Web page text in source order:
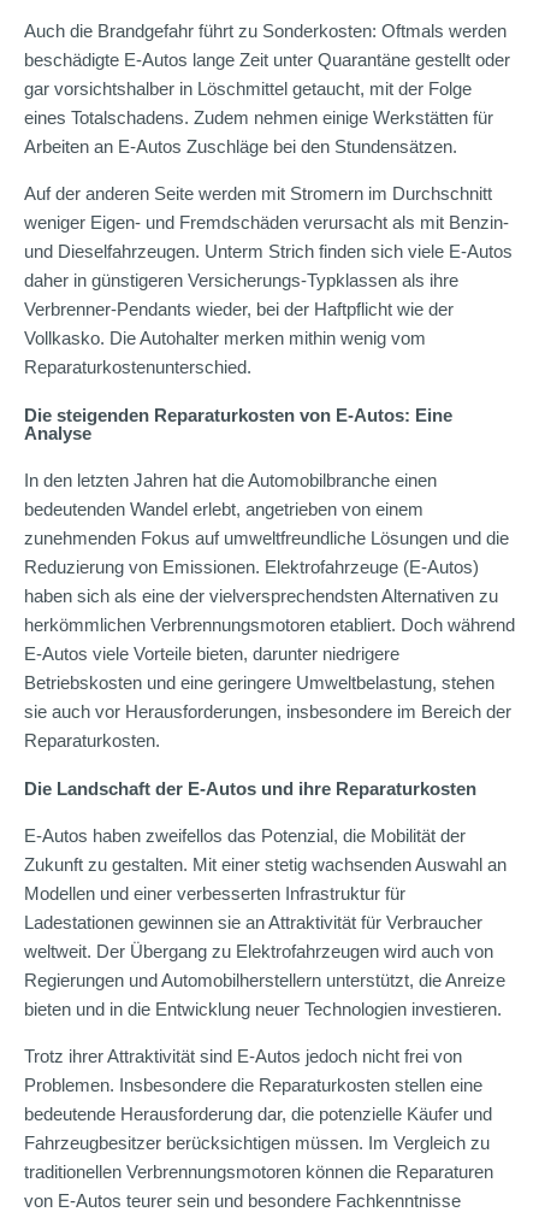
Auch die Brandgefahr führt zu Sonderkosten: Oftmals werden
beschädigte E-Autos lange Zeit unter Quarantäne gestellt oder
gar vorsichtshalber in Löschmittel getaucht, mit der Folge
eines Totalschadens. Zudem nehmen einige Werkstätten für
Arbeiten an E-Autos Zuschläge bei den Stundensätzen.
Auf der anderen Seite werden mit Stromern im Durchschnitt
weniger Eigen- und Fremdschäden verursacht als mit Benzin-
und Dieselfahrzeugen. Unterm Strich finden sich viele E-Autos
daher in günstigeren Versicherungs-Typklassen als ihre
Verbrenner-Pendants wieder, bei der Haftpflicht wie der
Vollkasko. Die Autohalter merken mithin wenig vom
Reparaturkostenunterschied.
Die steigenden Reparaturkosten von E-Autos: Eine
Analyse
In den letzten Jahren hat die Automobilbranche einen
bedeutenden Wandel erlebt, angetrieben von einem
zunehmenden Fokus auf umweltfreundliche Lösungen und die
Reduzierung von Emissionen. Elektrofahrzeuge (E-Autos)
haben sich als eine der vielversprechendsten Alternativen zu
herkömmlichen Verbrennungsmotoren etabliert. Doch während
E-Autos viele Vorteile bieten, darunter niedrigere
Betriebskosten und eine geringere Umweltbelastung, stehen
sie auch vor Herausforderungen, insbesondere im Bereich der
Reparaturkosten.
Die Landschaft der E-Autos und ihre Reparaturkosten
E-Autos haben zweifellos das Potenzial, die Mobilität der
Zukunft zu gestalten. Mit einer stetig wachsenden Auswahl an
Modellen und einer verbesserten Infrastruktur für
Ladestationen gewinnen sie an Attraktivität für Verbraucher
weltweit. Der Übergang zu Elektrofahrzeugen wird auch von
Regierungen und Automobilherstellern unterstützt, die Anreize
bieten und in die Entwicklung neuer Technologien investieren.
Trotz ihrer Attraktivität sind E-Autos jedoch nicht frei von
Problemen. Insbesondere die Reparaturkosten stellen eine
bedeutende Herausforderung dar, die potenzielle Käufer und
Fahrzeugbesitzer berücksichtigen müssen. Im Vergleich zu
traditionellen Verbrennungsmotoren können die Reparaturen
von E-Autos teurer sein und besondere Fachkenntnisse